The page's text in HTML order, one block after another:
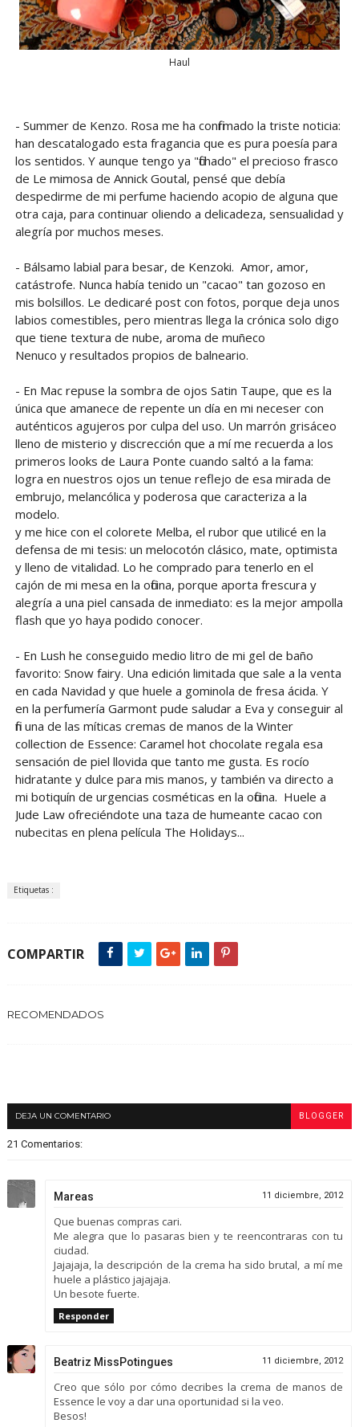
Haul
- Summer de Kenzo. Rosa me ha confirmado la triste noticia:
han descatalogado esta fragancia que es pura poesía para
los sentidos. Y aunque tengo ya "fichado" el precioso frasco
de Le mimosa de Annick Goutal, pensé que debía
despedirme de mi perfume haciendo acopio de alguna que
otra caja, para continuar oliendo a delicadeza, sensualidad y
alegría por muchos meses.
- Bálsamo labial para besar, de Kenzoki. Amor, amor,
catástrofe. Nunca había tenido un "cacao" tan gozoso en
mis bolsillos. Le dedicaré post con fotos, porque deja unos
labios comestibles, pero mientras llega la crónica solo digo
que tiene textura de nube, aroma de muñeco
Nenuco y resultados propios de balneario.
- En Mac repuse la sombra de ojos Satin Taupe, que es la
única que amanece de repente un día en mi neceser con
auténticos agujeros por culpa del uso. Un marrón grisáceo
lleno de misterio y discrección que a mí me recuerda a los
primeros looks de Laura Ponte cuando saltó a la fama:
logra en nuestros ojos un tenue reflejo de esa mirada de
embrujo, melancólica y poderosa que caracteriza a la
modelo.
y me hice con el colorete Melba, el rubor que utilicé en la
defensa de mi tesis: un melocotón clásico, mate, optimista
y lleno de vitalidad. Lo he comprado para tenerlo en el
cajón de mi mesa en la oficina, porque aporta frescura y
alegría a una piel cansada de inmediato: es la mejor ampolla
flash que yo haya podido conocer.
- En Lush he conseguido medio litro de mi gel de baño
favorito: Snow fairy. Una edición limitada que sale a la venta
en cada Navidad y que huele a gominola de fresa ácida. Y
en la perfumería Garmont pude saludar a Eva y conseguir al
fin una de las míticas cremas de manos de la Winter
collection de Essence: Caramel hot chocolate regala esa
sensación de piel llovida que tanto me gusta. Es rocío
hidratante y dulce para mis manos, y también va directo a
mi botiquín de urgencias cosméticas en la oficina. Huele a
Jude Law ofreciéndote una taza de humeante cacao con
nubecitas en plena película The Holidays...
Etiquetas :
COMPARTIR
RECOMENDADOS
DEJA UN COMENTARIO BLOGGER
21 Comentarios:
Mareas 11 diciembre, 2012
Que buenas compras cari.
Me alegra que lo pasaras bien y te reencontraras con tu
ciudad.
Jajajaja, la descripción de la crema ha sido brutal, a mí me
huele a plástico jajajaja.
Un besote fuerte.
Responder
Beatriz MissPotingues 11 diciembre, 2012
Creo que sólo por cómo decribes la crema de manos de
Essence le voy a dar una oportunidad si la veo.
Besos!